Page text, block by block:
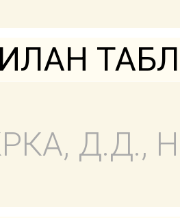
ТАБЛ
Д.Д.,